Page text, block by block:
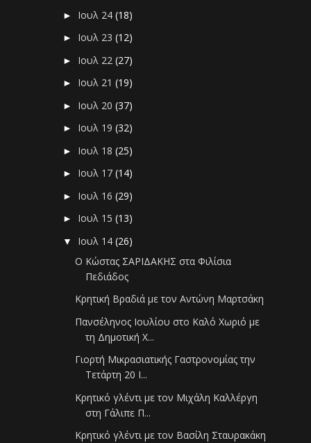
► Ιουλ 24(18)
► Ιουλ 23(12)
► Ιουλ 22(27)
► Ιουλ 21(19)
► Ιουλ 20(37)
► Ιουλ 19(32)
► Ιουλ 18(25)
► Ιουλ 17(14)
► Ιουλ 16(29)
► Ιουλ 15(13)
▼ Ιουλ 14(26)
Ο Κώστας ΣΑΡΙΔΑΚΗΣ στα Φιλίσια
Πεδιάδος
Κρητική Βραδιά με τον Αντώνη Μαρτσάκη
Πανσέληνος Ιουλίου στο Καλό Χωριό με
τη Δημοτική Χ...
Γιορτή Μικρασιατικής Γαστρονομίας την
Τετάρτη 20 Ι...
Κρητικό γλέντι με τον Μιχάλη Καλλέργη
στη Γάλιπε Π...
Κρητικό γλέντι με τον Βασίλη Σταυρακάκη